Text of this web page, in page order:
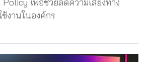
งานในองค์กร